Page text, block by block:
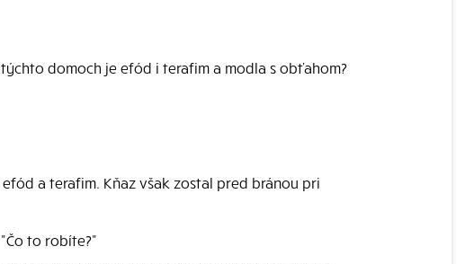
domoch je efód i terafim a modla s obťahom?
a terafim. Kňaz však zostal pred bránou pri
to robíte?"